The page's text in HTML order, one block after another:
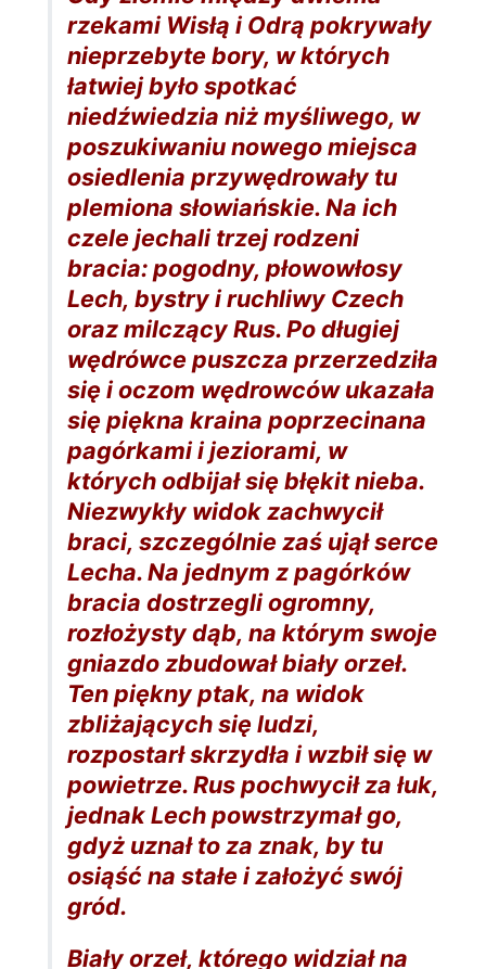
rzekami Wisłą i Odrą pokrywały
nieprzebyte bory, w których
łatwiej było spotkać
niedźwiedzia niż myśliwego, w
poszukiwaniu nowego miejsca
osiedlenia przywędrowały tu
plemiona słowiańskie. Na ich
czele jechali trzej rodzeni
bracia: pogodny, płowowłosy
Lech, bystry i ruchliwy Czech
oraz milczący Rus. Po długiej
wędrówce puszcza przerzedziła
się i oczom wędrowców ukazała
się piękna kraina poprzecinana
pagórkami i jeziorami, w
których odbijał się błękit nieba.
Niezwykły widok zachwycił
braci, szczególnie zaś ujął serce
Lecha. Na jednym z pagórków
bracia dostrzegli ogromny,
rozłożysty dąb, na którym swoje
gniazdo zbudował biały orzeł.
Ten piękny ptak, na widok
zbliżających się ludzi,
rozpostarł skrzydła i wzbił się w
powietrze. Rus pochwycił za łuk,
jednak Lech powstrzymał go,
gdyż uznał to za znak, by tu
osiąść na stałe i założyć swój
gród.
Biały orzeł, którego widział na